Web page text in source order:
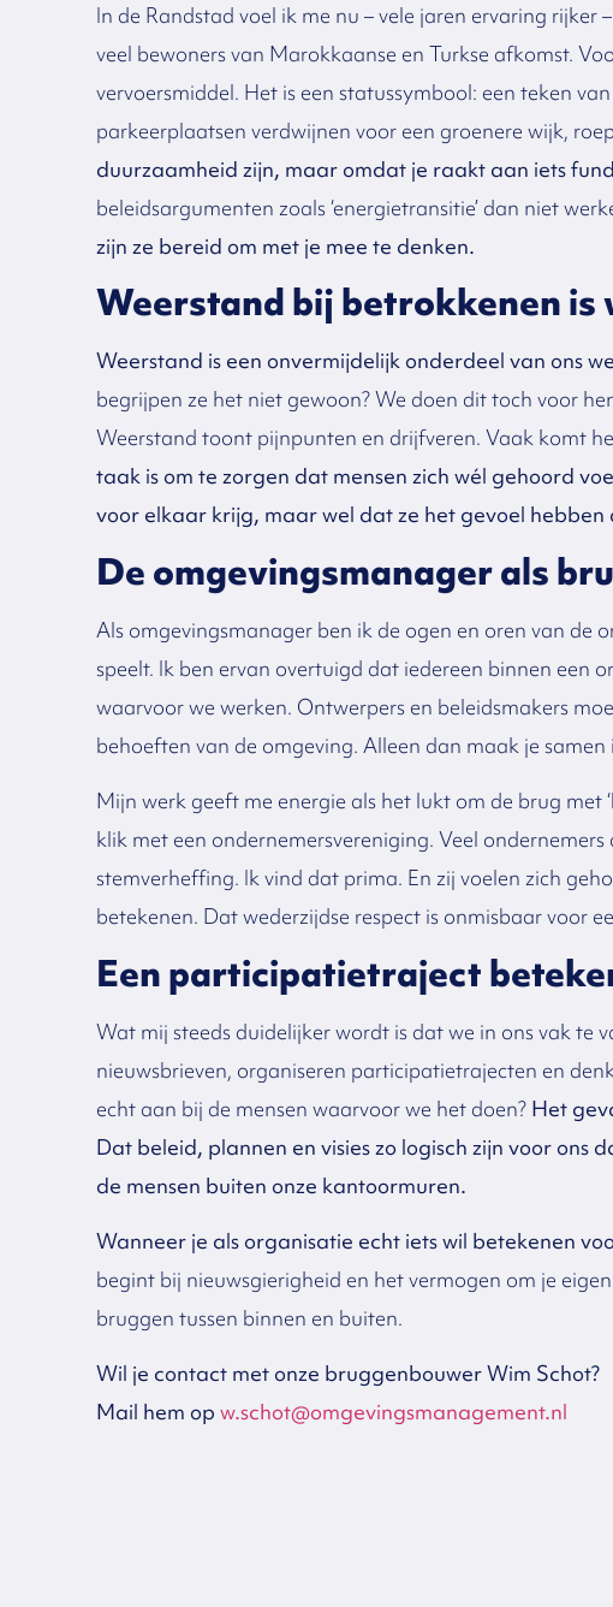
In de Randstad voel ik me nu – vele jaren ervaring
veel bewoners van Marokkaanse en Turkse afkomst.
vervoersmiddel. Het is een statussymbool: een teken
parkeerplaatsen verdwijnen voor een groenere wijk,
duurzaamheid zijn, maar omdat je raakt aan iets
beleidsargumenten zoals ‘energietransitie’ dan niet
zijn ze bereid om met je mee te denken.
Weerstand bij betrokkenen
Weerstand is een onvermijdelijk onderdeel van ons
begrijpen ze het niet gewoon? We doen dit toch voor
Weerstand toont pijnpunten en drijfveren. Vaak komt
taak is om te zorgen dat mensen zich wél gehoord
voor elkaar krijg, maar wel dat ze het gevoel hebben
De omgevingsmanager als
Als omgevingsmanager ben ik de ogen en oren van
speelt. Ik ben ervan overtuigd dat iedereen binnen een
waarvoor we werken. Ontwerpers en beleidsmakers
behoeften van de omgeving. Alleen dan maak je samen
Mijn werk geeft me energie als het lukt om de brug met
klik met een ondernemersvereniging. Veel
stemverheffing. Ik vind dat prima. En zij voelen zich
betekenen. Dat wederzijdse respect is onmisbaar voor
Een participatietraject
Wat mij steeds duidelijker wordt is dat we in ons vak te
nieuwsbrieven, organiseren participatietrajecten en
echt aan bij de mensen waarvoor we het doen? Het
Dat beleid, plannen en visies zo logisch zijn voor ons
de mensen buiten onze kantoormuren.
Wanneer je als organisatie echt iets wil betekenen
begint bij nieuwsgierigheid en het vermogen om je
bruggen tussen binnen en buiten.
Wil je contact met onze bruggenbouwer Wim Schot?
Mail hem op w.schot@omgevingsmanagement.nl